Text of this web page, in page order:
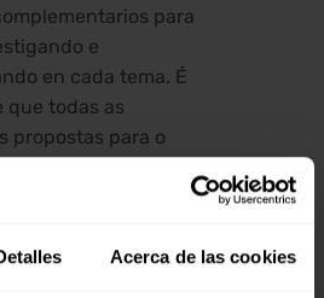
Acerca de las cookies
para
e
en cada tema. É
que todas as
propostas para o
ao módulo seguinte.
​​por un titor.